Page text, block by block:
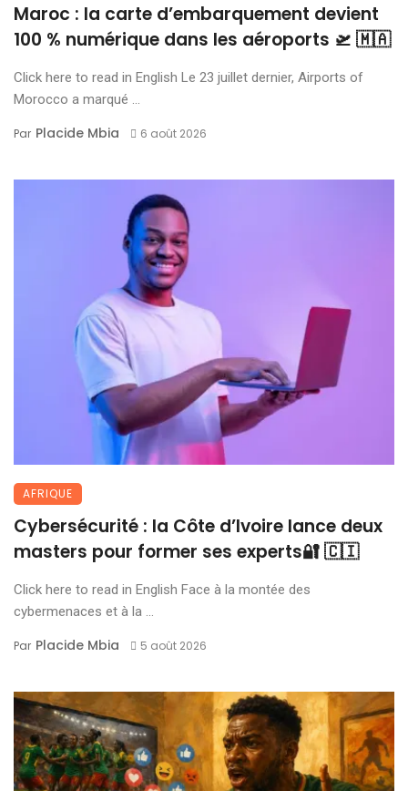
Maroc : la carte d’embarquement devient
100 % numérique dans les aéroports 🛫 🇲🇦
Click here to read in English Le 23 juillet dernier, Airports of
Morocco a marqué ...
Par Placide Mbia 6 août 2026
AFRIQUE
Cybersécurité : la Côte d’Ivoire lance deux
masters pour former ses experts🔐 🇨🇮
Click here to read in English Face à la montée des
cybermenaces et à la ...
Par Placide Mbia 5 août 2026